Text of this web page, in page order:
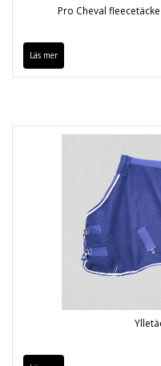
Pro Cheval
Läs mer